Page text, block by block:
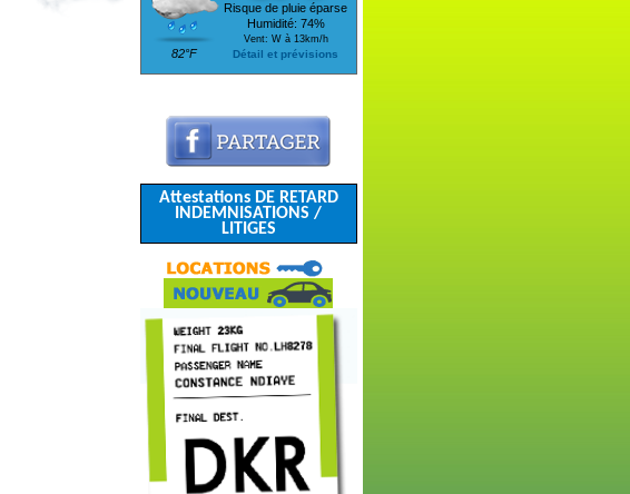
82°F
Risque de pluie éparse
Humidité: 74%
Vent: W à 13km/h
Détail et prévisions
Attestations DE RETARD
INDEMNISATIONS /
LITIGES